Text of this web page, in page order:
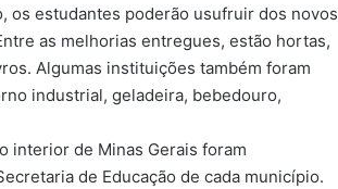
os estudantes poderão usufruir dos novos
as melhorias entregues, estão hortas,
Algumas instituições também foram
industrial, geladeira, bebedouro,
interior de Minas Gerais foram
de Educação de cada município.